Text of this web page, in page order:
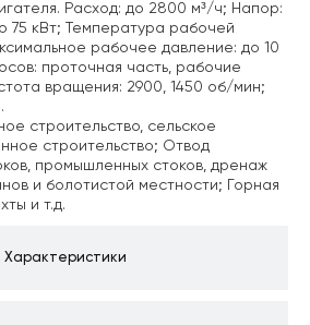
Характеристики
Расход: до 2800 м³/ч; Напор:
75 кВт; Температура рабочей
рабочее давление: до 10
проточная часть, рабочие
вращения: 2900, 1450 об/мин;
строительство, сельское
строительство; Отвод
промышленных стоков, дренаж
и болотистой местности; Горная
и т.д.